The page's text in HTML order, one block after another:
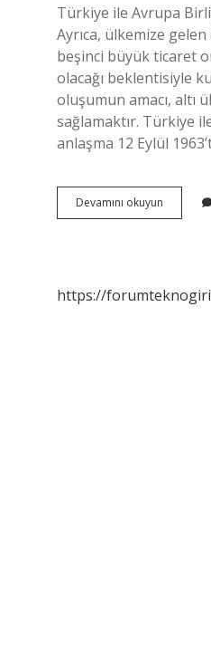
Türkiye ile Avrupa
Ayrıca, ülkemize
beşinci büyük ticaret
olacağı beklentisiyle
oluşumun amacı, altı
sağlamaktır. Türkiye
anlaşma 12 Eylül
Devamını okuyun
Avrupa
Nedir
https://